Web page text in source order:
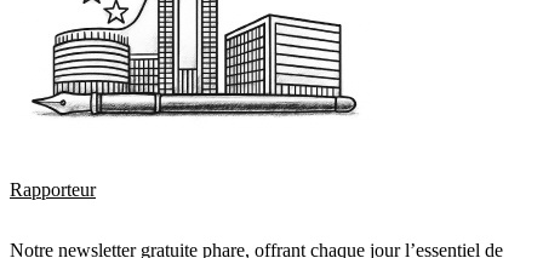
Rapporteur
Notre newsletter gratuite phare, offrant chaque jour l’essentiel de